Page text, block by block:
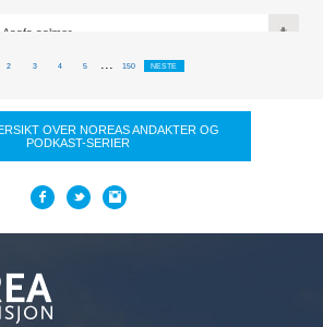
Asafs salmer
2 3 4 5 150 NESTE
OVER NOREAS ANDAKTER OG
PODKAST-SERIER